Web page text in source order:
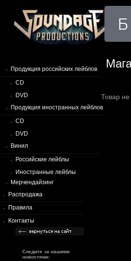
Продукция российских лейблов
CD
DVD
Продукция иностранных лейблов
CD
DVD
Винил
Российские лейблы
Иностранные лейблы
Мерчендайзинг
Распродажа
Правила
Контакты
Следите за нашими
новостями:
Товар